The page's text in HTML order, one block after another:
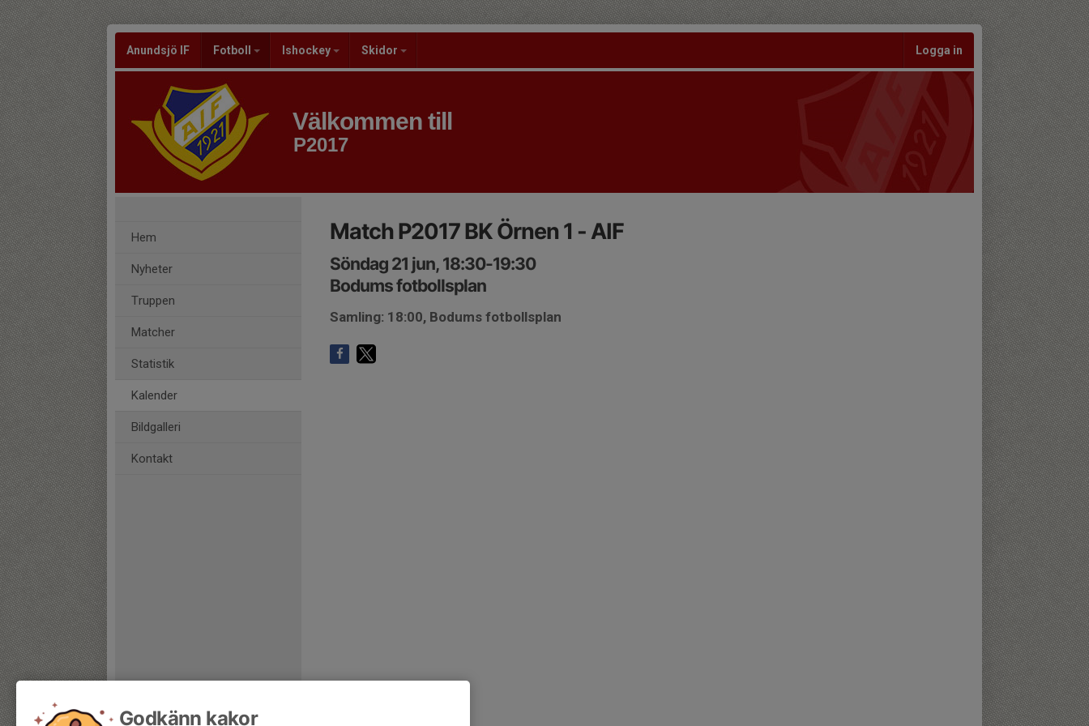
Anundsjö IF Fotboll Ishockey Skidor Logga in
Välkommen till
P2017
Hem
Nyheter
Truppen
Matcher
Statistik
Kalender
Bildgalleri
Kontakt
Match P2017 BK Örnen 1 - AIF
Söndag 21 jun, 18:30-19:30
Bodums fotbollsplan
Samling: 18:00, Bodums fotbollsplan
Godkänn kakor